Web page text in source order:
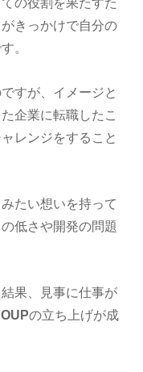
きっかけで自分の
。
すが、イメージと
企業に転職したこ
レンジをすること
たい想いを持って
低さや開発の問題
果、見事に仕事が
の立ち上げが成